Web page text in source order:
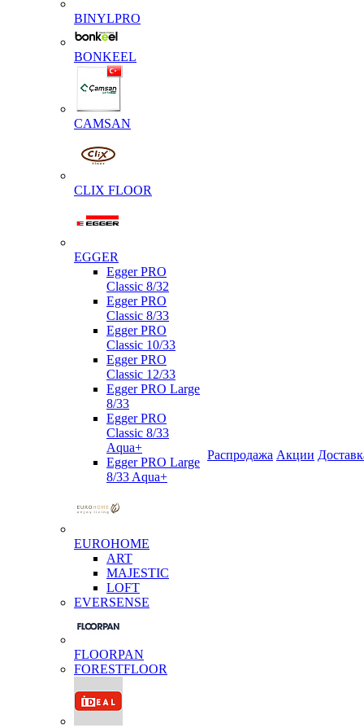
BINYLPRO
BONKEEL
CAMSAN
CLIX FLOOR
EGGER
Egger PRO
Classic 8/32
Egger PRO
Classic 8/33
Egger PRO
Classic 10/33
Egger PRO
Classic 12/33
Egger PRO Large
8/33
Egger PRO
Classic 8/33
Aqua+
Egger PRO Large
8/33 Aqua+
EUROHOME
ART
MAJESTIC
LOFT
EVERSENSE
FLOORPAN
FORESTFLOOR
Распродажа Акции